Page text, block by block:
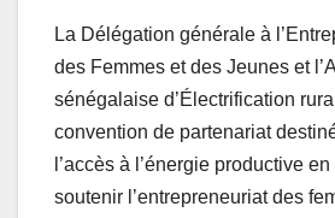
La Délégation générale à
des Femmes et des Jeunes et
sénégalaise d’Électrification
convention de partenariat
l’accès à l’énergie productive
soutenir l’entrepreneuriat des